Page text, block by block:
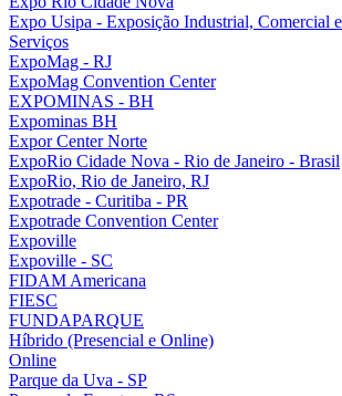
Expo Usipa - Exposição Industrial, Comercial e
Serviços
ExpoMag - RJ
ExpoMag Convention Center
EXPOMINAS - BH
Expominas BH
Expor Center Norte
ExpoRio Cidade Nova - Rio de Janeiro - Brasil
ExpoRio, Rio de Janeiro, RJ
Expotrade - Curitiba - PR
Expotrade Convention Center
Expoville
Expoville - SC
FIDAM Americana
FIESC
FUNDAPARQUE
Híbrido (Presencial e Online)
Online
Parque da Uva - SP